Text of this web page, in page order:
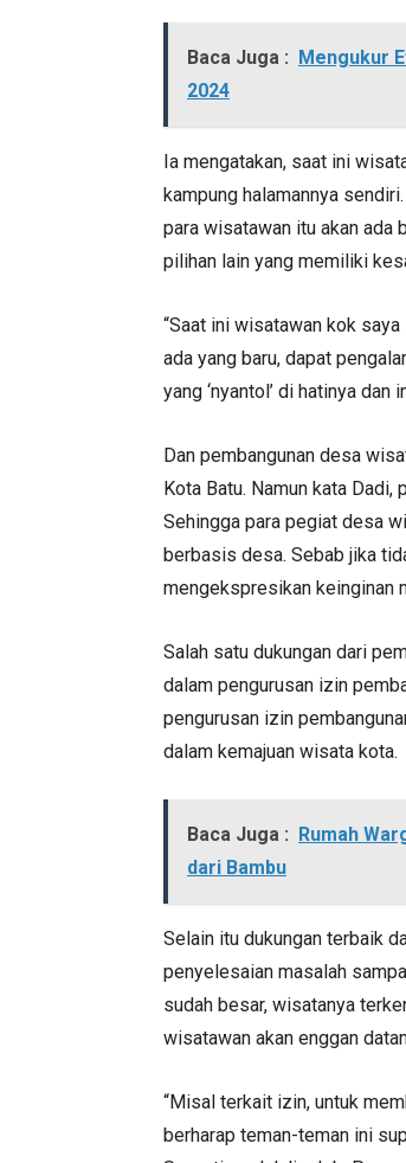
Baca Juga : Mengukur
2024
Ia mengatakan, saat ini
kampung halamannya
para wisatawan itu akan ada
pilihan lain yang memiliki
“Saat ini wisatawan kok
ada yang baru, dapat
yang ‘nyantol’ di hatinya dan
Dan pembangunan desa
Kota Batu. Namun kata
Sehingga para pegiat desa
berbasis desa. Sebab jika
mengekspresikan keinginan
Salah satu dukungan dari
dalam pengurusan izin
pengurusan izin
dalam kemajuan wisata kota.
Baca Juga : Rumah
dari Bambu
Selain itu dukungan terbaik
penyelesaian masalah
sudah besar, wisatanya
wisatawan akan enggan
“Misal terkait izin, untuk
berharap teman-teman ini